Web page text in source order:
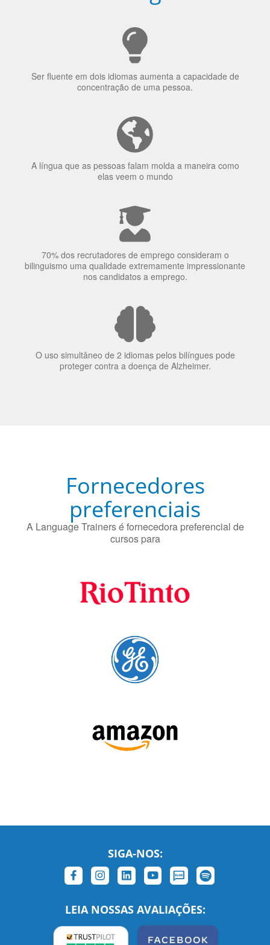
Ser fluente em dois idiomas aumenta a capacidade de
concentração de uma pessoa.
A língua que as pessoas falam molda a maneira como
elas veem o mundo
70% dos recrutadores de emprego consideram o
bilinguismo uma qualidade extremamente impressionante
nos candidatos a emprego.
O uso simultâneo de 2 idiomas pelos bilíngues pode
proteger contra a doença de Alzheimer.
Fornecedores
preferenciais
A Language Trainers é fornecedora preferencial de
cursos para